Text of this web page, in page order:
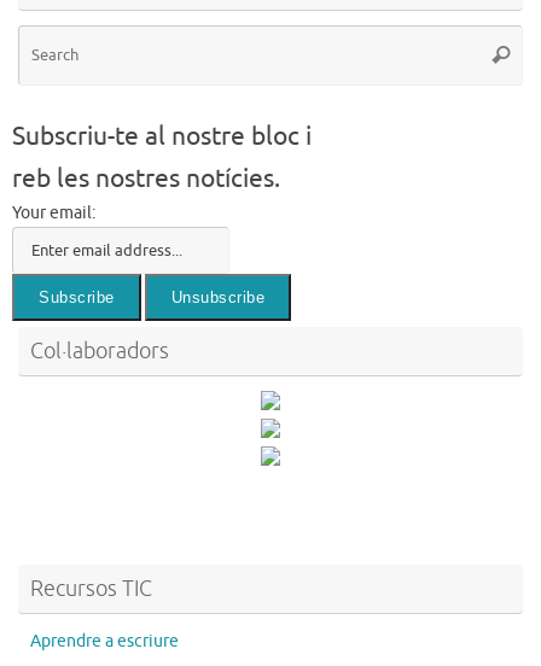
Subscriu-te al nostre bloc i
reb les nostres notícies.
Your email:
Col·laboradors
Recursos TIC
Aprendre a escriure